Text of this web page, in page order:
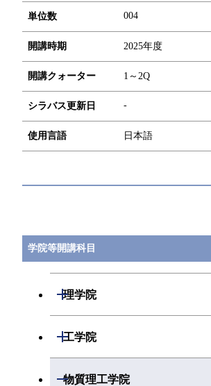
単位数 004
開講時期 2025年度
開講クォーター 1～2Q
シラバス更新日 -
使用言語 日本語
学院等開講科目
理学院
開閉
工学院
開閉
機械系
開閉
物質理工学院
開閉